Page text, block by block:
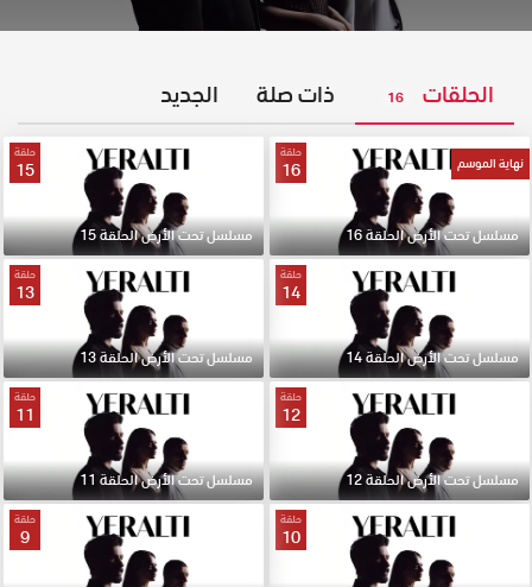
الحلقات 16 ذات صلة الجديد
نهاية الموسم
حلقة
16
مسلسل تحت الأرض الحلقة 16
حلقة
15
مسلسل تحت الأرض الحلقة 15
حلقة
14
مسلسل تحت الأرض الحلقة 14
حلقة
13
مسلسل تحت الأرض الحلقة 13
حلقة
12
مسلسل تحت الأرض الحلقة 12
حلقة
11
مسلسل تحت الأرض الحلقة 11
حلقة
10
حلقة
9